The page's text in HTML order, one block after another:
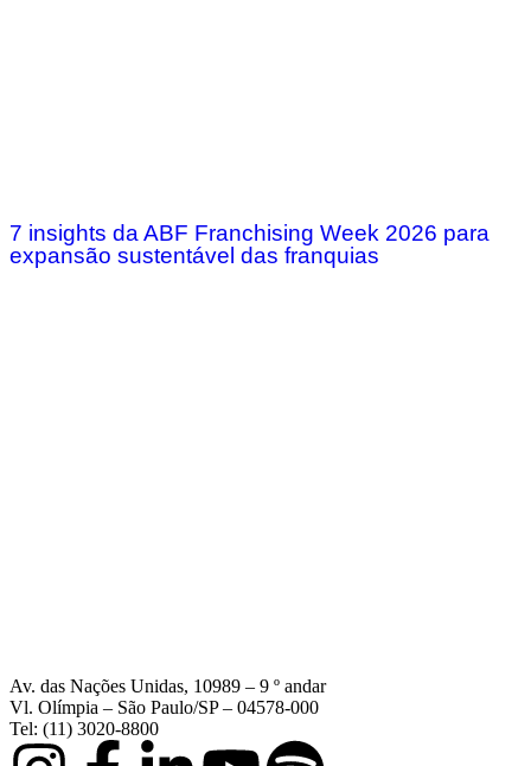
7 insights da ABF Franchising Week 2026 para
expansão sustentável das franquias
Av. das Nações Unidas, 10989 – 9 º andar
Vl. Olímpia – São Paulo/SP – 04578-000
Tel: (11) 3020-8800